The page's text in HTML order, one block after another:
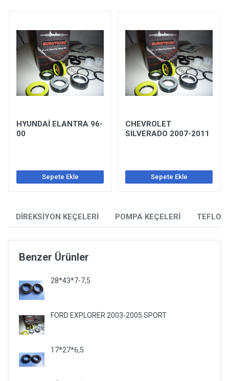
DİREKSİYON KEÇELERİ POMPA KEÇELERİ
Benzer Ürünler
28*43*7-7,5
FORD EXPLORER 2003-2005 SPORT
17*27*6,5
HYUNDAİ ELANTRA 96-
00
Sepete Ekle
CHEVROLET
SILVERADO 2007-2011
Sepete Ekle